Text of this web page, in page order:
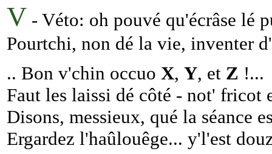
V - Véto: oh pouvé qu'écrâse lé
Pourtchi, non dé la vie, inventer
.. Bon v'chin occuo X, Y, et Z !...
Faut les laissi dé côté - not' fricot
Disons, messieux, qué la séance
Ergardez l'haûlouêge... y'l'est